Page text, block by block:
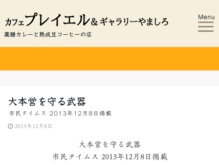
薬膳カレーと熟成豆コーヒーの店
Menu
大本営を守る武器
市民タイムス 2013年12月8日掲載
2013年12月8日
大本営を守る武器
市民タイムス 2013年12月8日掲載